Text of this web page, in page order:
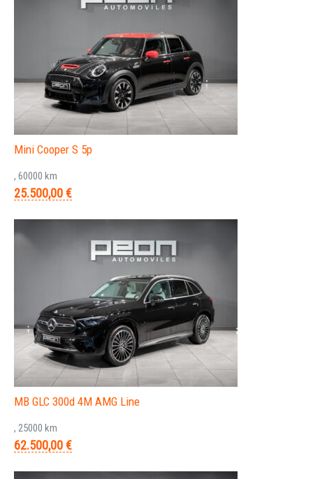
Mini Cooper S 5p
, 60000 km
25.500,00 €
MB GLC 300d 4M AMG Line
, 25000 km
62.500,00 €